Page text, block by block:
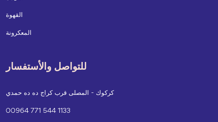
القهوة
المعكرونة
للتواصل والأستفسار
كركوك - المصلى قرب كراج ده ده حمدي
00964 771 544 1133